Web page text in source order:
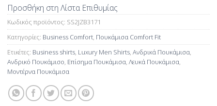
Προσθήκη στη Λίστα Επιθυμίας
Κωδικός προϊόντος: SS2JZB3171
Κατηγορίες: Business Comfort, Πουκάμισα Comfort Fit
Ετικέτες: Business shirts, Luxury Men Shirts, Ανδρικά Πουκάμισα,
Ανδρικό Πουκάμισο, Επίσημα Πουκάμισα, Λευκά Πουκάμισα,
Μοντέρνα Πουκάμισα